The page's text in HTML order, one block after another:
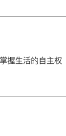
握生活的自主权